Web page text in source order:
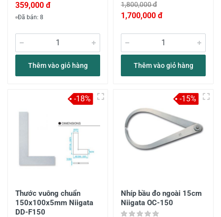
359,000 đ
Đã bán: 8
Thêm vào giỏ hàng
1,800,000 đ
1,700,000 đ
Thêm vào giỏ hàng
Thước vuông chuẩn
150x100x5mm Niigata
DD-F150
-18%
Nhíp bầu đo ngoài 15cm
Niigata OC-150
-15%